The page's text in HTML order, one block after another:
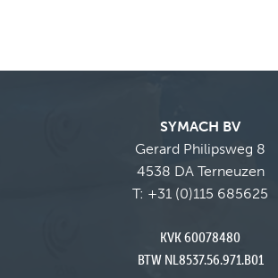
SYMACH BV
Gerard Philipsweg 8
4538 DA Terneuzen
T: +31 (0)115 685625
KVK 60078480
BTW NL8537.56.971.B01